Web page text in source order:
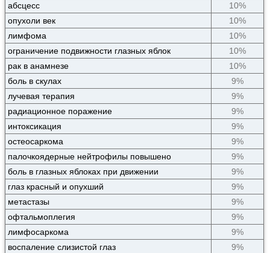
абсцесс
10%
опухоли век
10%
лимфома
10%
ограничение подвижности глазных яблок
10%
рак в анамнезе
10%
боль в скулах
9%
лучевая терапия
9%
радиационное поражение
9%
интоксикация
9%
остеосаркома
9%
палочкоядерные нейтрофилы повышено
9%
боль в глазных яблоках при движении
9%
глаз красный и опухший
9%
метастазы
9%
офтальмоплегия
9%
лимфосаркома
9%
воспаление слизистой глаз
9%